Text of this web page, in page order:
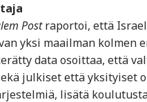
Postraportoi, että
yksi maailman kolmen
data osoittaa, että
julkiset että yksityiset
lisätä